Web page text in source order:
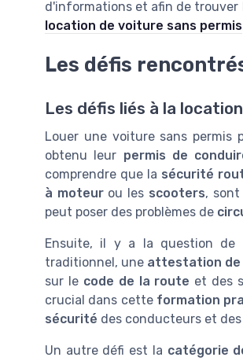
d'informations et afin de trouver
location de voiture sans permis
Les défis
Les défis liés à la
Louer une voiture sans
obtenu leur permis de
comprendre que la sécurité
à moteurou les scooters,
peut poser des problèmes de
Ensuite, il y a la question de
traditionnel, une attestation
sur le code de la route et des
crucial dans cette formation
sécurité des conducteurs et
Un autre défi est la catégorie